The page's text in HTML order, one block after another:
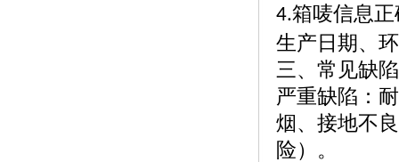
4.箱唛信息
生产日期、
三、常见缺
严重缺陷：
烟、接地不
险）。